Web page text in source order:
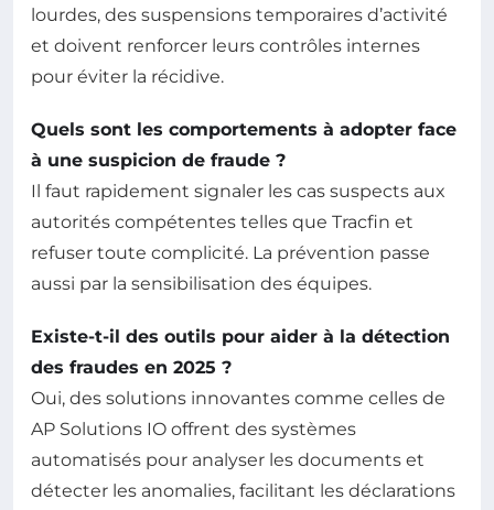
lourdes, des suspensions temporaires d’activité
et doivent renforcer leurs contrôles internes
pour éviter la récidive.
Quels sont les comportements à adopter face
à une suspicion de fraude ?
Il faut rapidement signaler les cas suspects aux
autorités compétentes telles que Tracfin et
refuser toute complicité. La prévention passe
aussi par la sensibilisation des équipes.
Existe-t-il des outils pour aider à la détection
des fraudes en 2025 ?
Oui, des solutions innovantes comme celles de
AP Solutions IO offrent des systèmes
automatisés pour analyser les documents et
détecter les anomalies, facilitant les déclarations